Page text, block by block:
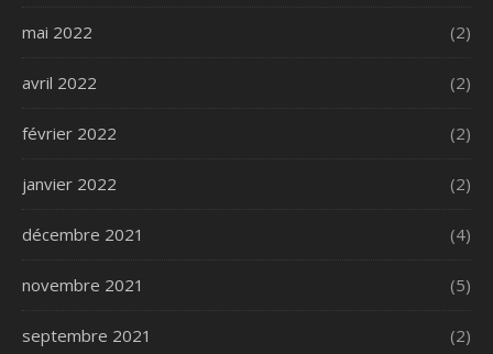
mai 2022 (2)
avril 2022 (2)
février 2022 (2)
janvier 2022 (2)
décembre 2021 (4)
novembre 2021 (5)
septembre 2021 (2)